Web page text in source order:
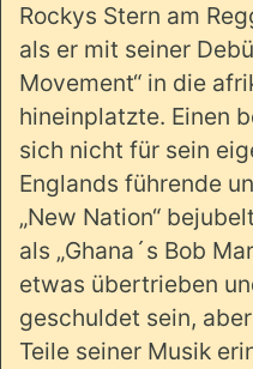
Rockys Stern am
als er mit seiner
Movement“ in die
hineinplatzte. Einen
sich nicht für sein
Englands führende
„New Nation“
als „Ghana´s Bob
etwas übertrieben
geschuldet sein,
Teile seiner Musik